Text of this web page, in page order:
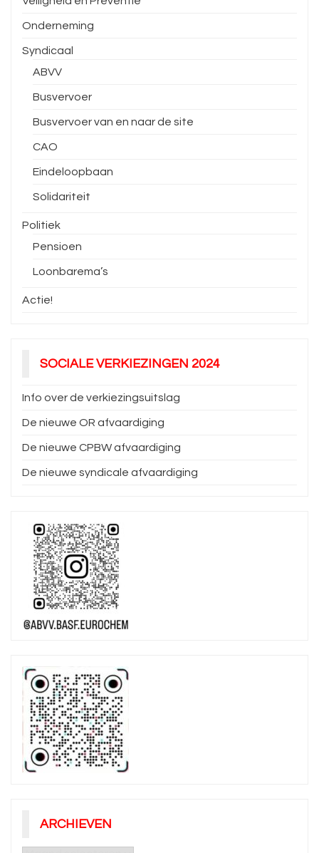
Onderneming
Syndicaal
ABVV
Busvervoer
Busvervoer van en naar de site
CAO
Eindeloopbaan
Solidariteit
Politiek
Pensioen
Loonbarema’s
Actie!
SOCIALE VERKIEZINGEN 2024
Info over de verkiezingsuitslag
De nieuwe OR afvaardiging
De nieuwe CPBW afvaardiging
De nieuwe syndicale afvaardiging
ARCHIEVEN